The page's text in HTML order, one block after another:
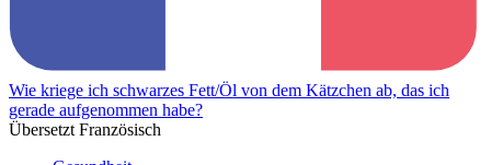
Wie kriege ich schwarzes Fett/Öl von dem Kätzchen ab, das ich
gerade aufgenommen habe?
Übersetzt Französisch